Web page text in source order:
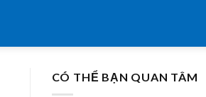
CÓ THỂ BẠN QUAN TÂM